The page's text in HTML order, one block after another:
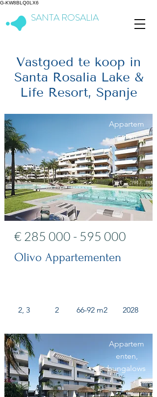
G-KW8BLQ0LX6
SANTA ROSALIA
Vastgoed te koop in
Santa Rosalia Lake &
Life Resort, Spanje
Appartem
enten
€ 285 000 - 595 000
Olivo Appartementen
2, 3 2 66-92 m2 2028
Appartem
enten,
bungalows